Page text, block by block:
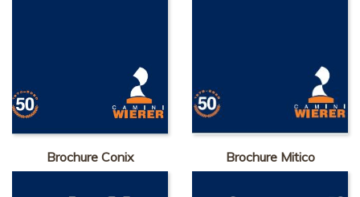
Brochure Conix Brochure Mitico